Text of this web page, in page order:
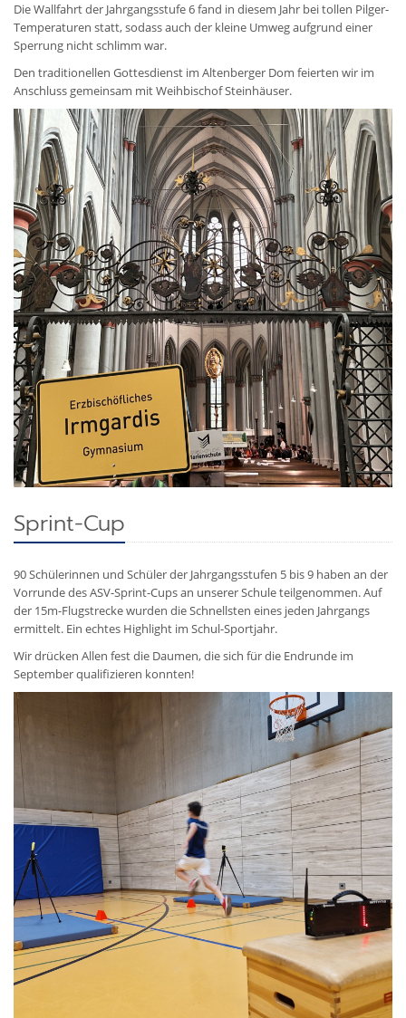
Die Wallfahrt der Jahrgangsstufe 6 fand in diesem Jahr bei tollen Pilger-
Temperaturen statt, sodass auch der kleine Umweg aufgrund einer
Sperrung nicht schlimm war.
Den traditionellen Gottesdienst im Altenberger Dom feierten wir im
Anschluss gemeinsam mit Weihbischof Steinhäuser.
Sprint-Cup
90 Schülerinnen und Schüler der Jahrgangsstufen 5 bis 9 haben an der
Vorrunde des ASV-Sprint-Cups an unserer Schule teilgenommen. Auf
der 15m-Flugstrecke wurden die Schnellsten eines jeden Jahrgangs
ermittelt. Ein echtes Highlight im Schul-Sportjahr.
Wir drücken Allen fest die Daumen, die sich für die Endrunde im
September qualifizieren konnten!